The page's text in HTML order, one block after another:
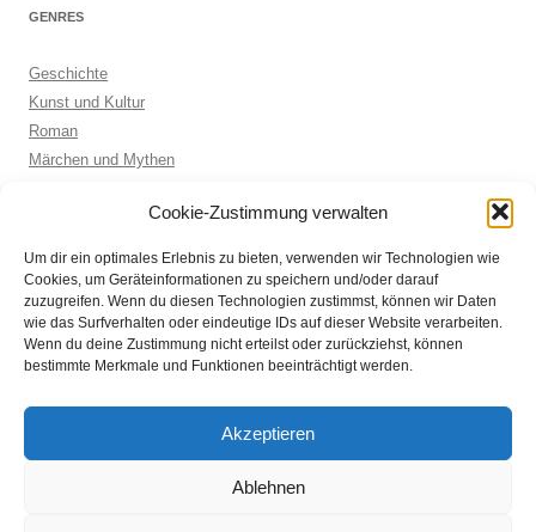
Cookie-Zustimmung verwalten
Um dir ein optimales Erlebnis zu bieten, verwenden wir Technologien wie
Cookies, um Geräteinformationen zu speichern und/oder darauf
zuzugreifen. Wenn du diesen Technologien zustimmst, können wir Daten
wie das Surfverhalten oder eindeutige IDs auf dieser Website verarbeiten.
Wenn du deine Zustimmung nicht erteilst oder zurückziehst, können
bestimmte Merkmale und Funktionen beeinträchtigt werden.
Akzeptieren
Ablehnen
GENRES
Geschichte
Kunst und Kultur
Roman
Märchen und Mythen
Sachbuch allgemein
ARCHIVE
Archive